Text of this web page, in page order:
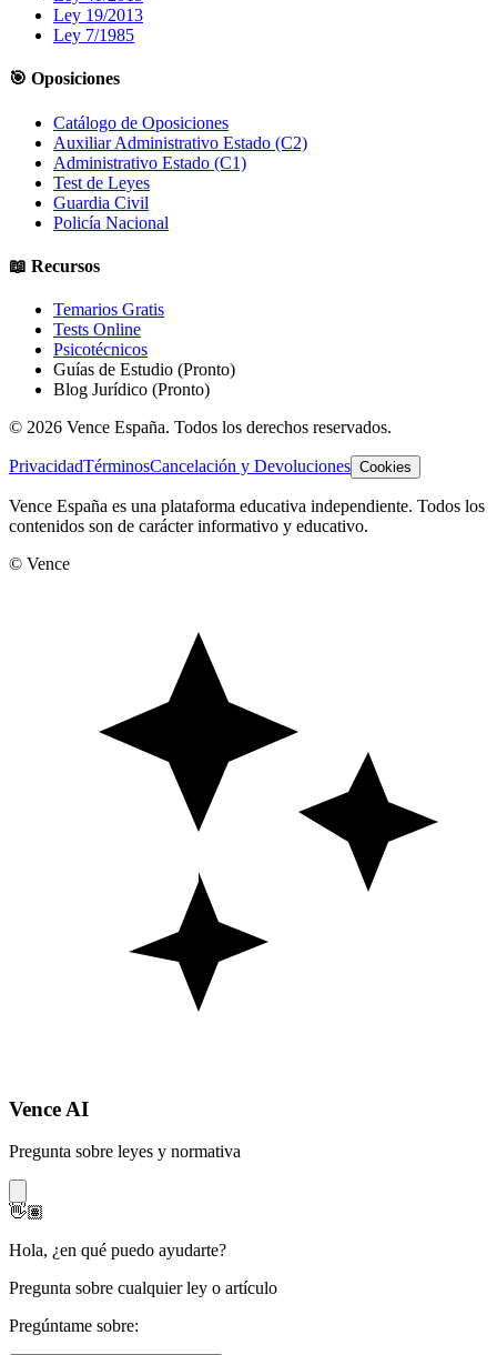
Ley 19/2013
Ley 7/1985
🎯 Oposiciones
Catálogo de Oposiciones
Auxiliar Administrativo Estado (C2)
Administrativo Estado (C1)
Test de Leyes
Guardia Civil
Policía Nacional
📖 Recursos
Temarios Gratis
Tests Online
Psicotécnicos
Guías de Estudio (Pronto)
Blog Jurídico (Pronto)
© 2026 Vence España. Todos los derechos reservados.
PrivacidadTérminosCancelación y Devoluciones Cookies
Vence España es una plataforma educativa independiente. Todos los
contenidos son de carácter informativo y educativo.
© Vence
Vence AI
Pregunta sobre leyes y normativa
👋🏽
Hola, ¿en qué puedo ayudarte?
Pregunta sobre cualquier ley o artículo
Pregúntame sobre: